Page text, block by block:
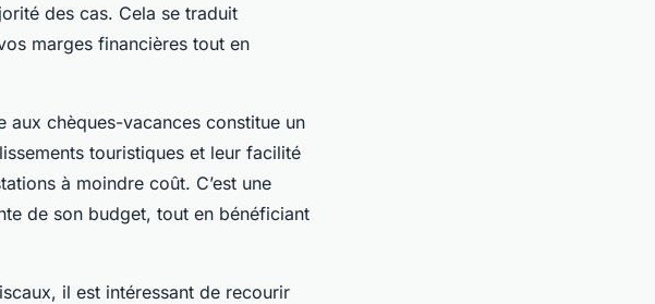
des cas. Cela se traduit
marges financières tout en
aux chèques-vacances constitue un
touristiques et leur facilité
à moindre coût. C’est une
de son budget, tout en bénéficiant
il est intéressant de recourir